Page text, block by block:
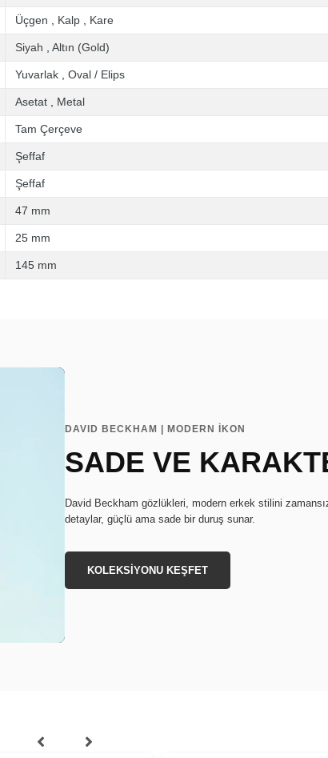
Üçgen Kalp Kare
Siyah Altın (Gold)
Yuvarlak Oval / Elips
Asetat Metal
Tam Çerçeve
Şeffaf
Şeffaf
47 mm
25 mm
145 mm
DAVID BECKHAM | MODERN İKON
SADE VE
David Beckham gözlükleri, modern erkek stilini
detaylar, güçlü ama sade bir duruş sunar.
KOLEKSİYONU KEŞFET